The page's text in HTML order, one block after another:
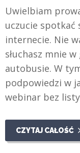
Uwielbiam
uczucie spotkać
internecie. Nie
słuchasz mnie
autobusie. W
podpowiedzi w
webinar bez
CZYTAJ CAŁOŚĆ